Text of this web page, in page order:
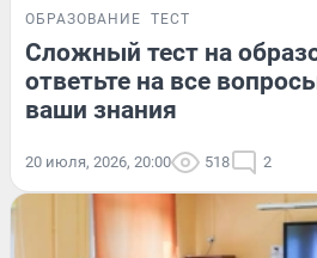
ОБРАЗОВАНИЕ ТЕСТ
Сложный тест на
ответьте на все
ваши знания
20 июля, 2026, 20:00 518 2